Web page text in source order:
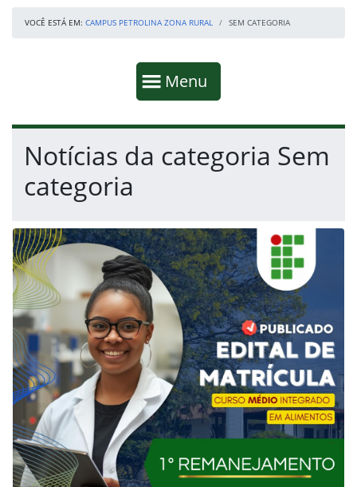
VOCÊ ESTÁ EM: CAMPUS PETROLINA ZONA RURAL SEM CATEGORIA
Mostrar
Menu
Fim da navegação
Início do conteúdo
Notícias da categoria Sem
categoria